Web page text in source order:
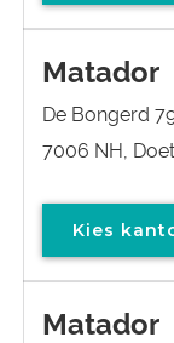
Matador
De Bongerd
7006 NH,
Kies
Matador